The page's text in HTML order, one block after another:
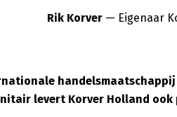
Rik Korver — Eigenaar
levert Korver Holland